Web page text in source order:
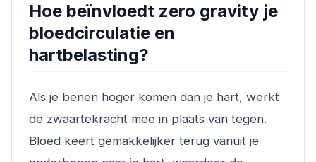
Hoe beïnvloedt zero gravity je
bloedcirculatie en
hartbelasting?
Als je benen hoger komen dan je hart, werkt
de zwaartekracht mee in plaats van tegen.
Bloed keert gemakkelijker terug vanuit je